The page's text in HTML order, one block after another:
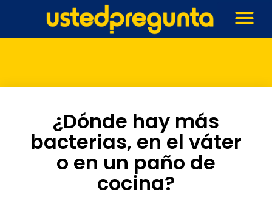
¿Dónde hay más
bacterias, en el váter
o en un paño de
cocina?